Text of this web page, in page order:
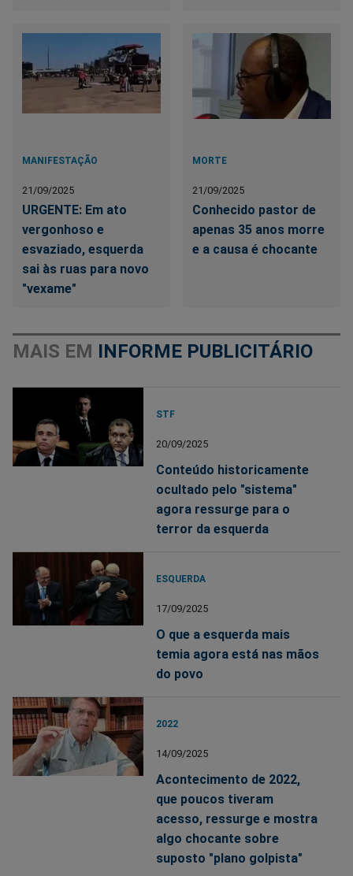
MANIFESTAÇÃO
21/09/2025
URGENTE: Em ato
vergonhoso e
esvaziado, esquerda
sai às ruas para novo
"vexame"
MORTE
21/09/2025
Conhecido pastor de
apenas 35 anos morre
e a causa é chocante
MAIS EM INFORME PUBLICITÁRIO
STF
20/09/2025
Conteúdo historicamente
ocultado pelo "sistema"
agora ressurge para o
terror da esquerda
ESQUERDA
17/09/2025
O que a esquerda mais
temia agora está nas mãos
do povo
2022
14/09/2025
Acontecimento de 2022,
que poucos tiveram
acesso, ressurge e mostra
algo chocante sobre
suposto "plano golpista"